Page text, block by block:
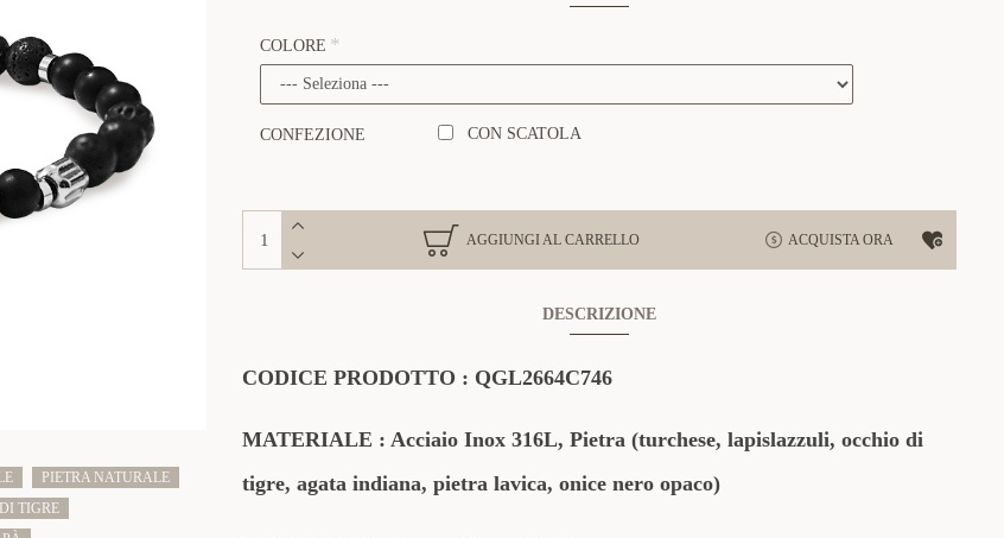
PIETRA NATURALE
TIGRE
COLORE
CONFEZIONE CON SCATOLA
AGGIUNGI AL CARRELLO ACQUISTA ORA
DESCRIZIONE
CODICE PRODOTTO : QGL2664C746
MATERIALE : Acciaio Inox 316L, Pietra (turchese, lapislazzuli, occhio di
tigre, agata indiana, pietra lavica, onice nero opaco)